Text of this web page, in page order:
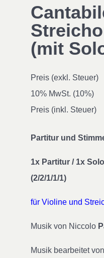
(mit
Preis (exkl. Steuer)
10% MwSt. (10%)
Preis (inkl. Steuer)
Partitur und
1x Partitur / 1x
(2/2/1/1/1)
für Violine und
Musik von Niccolo
Musik bearbeitet